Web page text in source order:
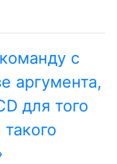
с
аргумента,
для того